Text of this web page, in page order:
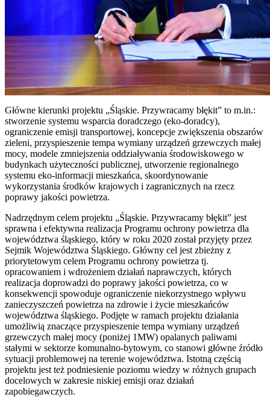
Główne kierunki projektu „Śląskie. Przywracamy błękit” to m.in.:
stworzenie systemu wsparcia doradczego (eko-doradcy),
ograniczenie emisji transportowej, koncepcje zwiększenia obszarów
zieleni, przyspieszenie tempa wymiany urządzeń grzewczych małej
mocy, modele zmniejszenia oddziaływania środowiskowego w
budynkach użyteczności publicznej, utworzenie regionalnego
systemu eko-informacji mieszkańca, skoordynowanie
wykorzystania środków krajowych i zagranicznych na rzecz
poprawy jakości powietrza.
Nadrzędnym celem projektu „Śląskie. Przywracamy błękit” jest
sprawna i efektywna realizacja Programu ochrony powietrza dla
województwa śląskiego, który w roku 2020 został przyjęty przez
Sejmik Województwa Śląskiego. Główny cel jest zbieżny z
priorytetowym celem Programu ochrony powietrza tj.
opracowaniem i wdrożeniem działań naprawczych, których
realizacja doprowadzi do poprawy jakości powietrza, co w
konsekwencji spowoduje ograniczenie niekorzystnego wpływu
zanieczyszczeń powietrza na zdrowie i życie mieszkańców
województwa śląskiego. Podjęte w ramach projektu działania
umożliwią znaczące przyspieszenie tempa wymiany urządzeń
grzewczych małej mocy (poniżej 1MW) opalanych paliwami
stałymi w sektorze komunalno-bytowym, co stanowi główne źródło
sytuacji problemowej na terenie województwa. Istotną częścią
projektu jest też podniesienie poziomu wiedzy w różnych grupach
docelowych w zakresie niskiej emisji oraz działań
zapobiegawczych.